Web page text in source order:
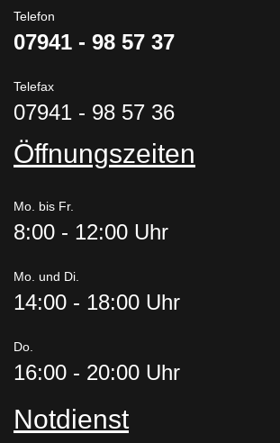
Telefon
07941 - 98 57 37
Telefax
07941 - 98 57 36
Öffnungszeiten
Mo. bis Fr.
8:00 - 12:00 Uhr
Mo. und Di.
14:00 - 18:00 Uhr
Do.
16:00 - 20:00 Uhr
Notdienst